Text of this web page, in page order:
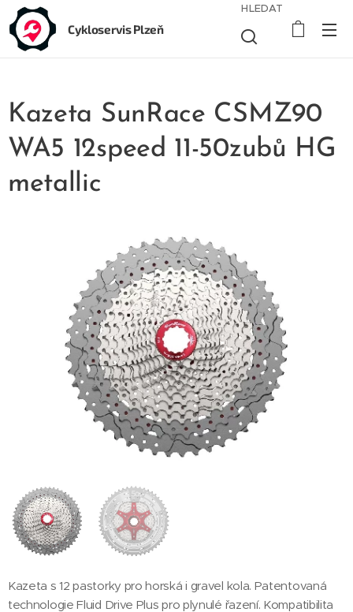
Cykloservis Plzeň
HLEDAT
Kazeta SunRace CSMZ90
WA5 12speed 11-50zubů HG
metallic
Kazeta s 12 pastorky pro horská i gravel kola. Patentovaná
technologie Fluid Drive Plus pro plynulé řazení. Kompatibilita